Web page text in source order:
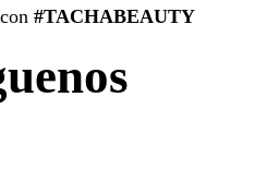
#TACHABEAUTY